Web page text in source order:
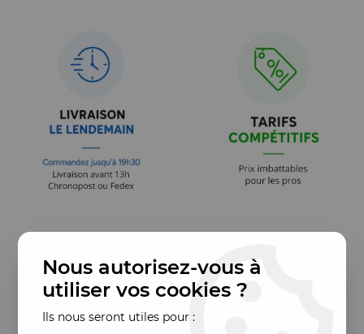
Nous autorisez-vous à
utiliser vos cookies ?
Ils nous seront utiles pour :